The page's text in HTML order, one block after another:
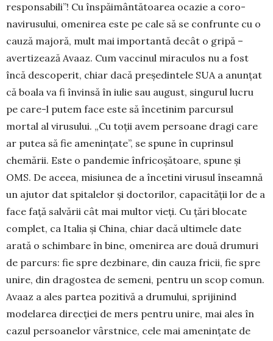
respon­sabili”! Cu înspăimântătoarea ocazie a coro­
navirusului, ome­ni­rea este pe cale să se con­frunte cu o
cauză ma­joră, mult mai importantă decât o gripă –
avertizează Avaaz. Cum vacci­nul miraculos nu a fost
încă descoperit, chiar dacă preșe­dintele SUA a anunțat
că boala va fi învinsă în iulie sau august, singurul lucru
pe care-l putem face este să încetinim parcursul
mortal al viru­sului. „Cu toții avem persoane dragi care
ar putea să fie amenințate”, se spu­ne în cuprinsul
chemării. Este o pan­­demie înfricoșătoare, spune și
OMS. De aceea, mi­siu­nea de a încetini virusul în­seamnă
un ajutor dat spi­talelor și doctorilor, capacității lor de a
face față salvării cât mai multor vieți. Cu țări blo­cate
complet, ca Italia și China, chiar dacă ultimele date
arată o schim­bare în bi­ne, omenirea are două dru­muri
de parcurs: fie spre dezbinare, din cauza fricii, fie spre
unire, din dra­gostea de semeni, pentru un scop co­mun.
Avaaz a ales partea po­zitivă a drumului, sprijinind
modelarea di­rec­ției de mers pentru unire, mai ales în
cazul persoa­nelor vârst­nice, cele mai amenințate de